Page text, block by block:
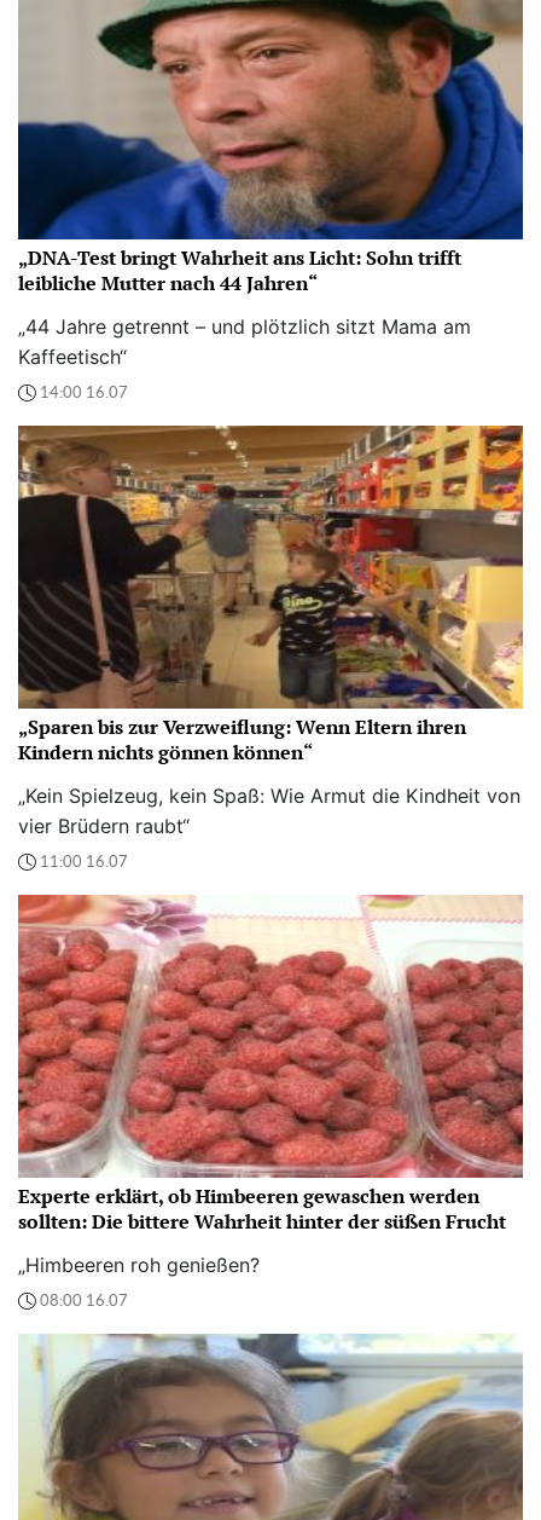
„DNA-Test bringt Wahrheit ans Licht: Sohn trifft
leibliche Mutter nach 44 Jahren“
„44 Jahre getrennt – und plötzlich sitzt Mama am
Kaffeetisch“
14:00 16.07
„Sparen bis zur Verzweiflung: Wenn Eltern ihren
Kindern nichts gönnen können“
„Kein Spielzeug, kein Spaß: Wie Armut die Kindheit von
vier Brüdern raubt“
11:00 16.07
Experte erklärt, ob Himbeeren gewaschen werden
sollten: Die bittere Wahrheit hinter der süßen Frucht
„Himbeeren roh genießen?
08:00 16.07